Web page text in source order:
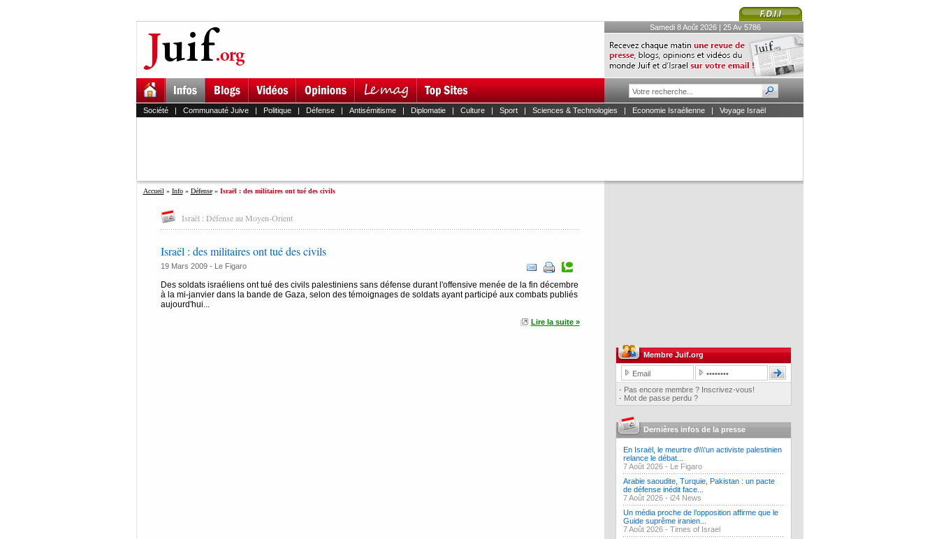
Samedi 8 Août 2026 | 25 Av 5786
Société| Communauté Juive| Politique| Défense| Antisémitisme| Diplomatie| Culture| Sport| Sciences & Technologies | Economie Israélienne| Voyage Israël
Accueil » Info» Défense» Israël : des militaires ont tué des civils
Israël : Défense au Moyen-Orient
Israël : des militaires ont tué des civils
19 Mars 2009 - Le Figaro
Des soldats israéliens ont tué des civils palestiniens sans défense durant l'offensive menée de la fin décembre
à la mi-janvier dans la bande de Gaza, selon des témoignages de soldats ayant participé aux combats publiés
aujourd'hui...
Lire la suite »
Membre Juif.org
· Pas encore membre ? Inscrivez-vous!
· Mot de passe perdu ?
Dernières infos de la presse
En Israël, le meurtre d\\\'un activiste palestinien
relance le débat...
7 Août 2026 - Le Figaro
Arabie saoudite, Turquie, Pakistan : un pacte
de défense inédit face...
7 Août 2026 - i24 News
Un média proche de l’opposition affirme que le
Guide suprême iranien...
7 Août 2026 - Times of Israel